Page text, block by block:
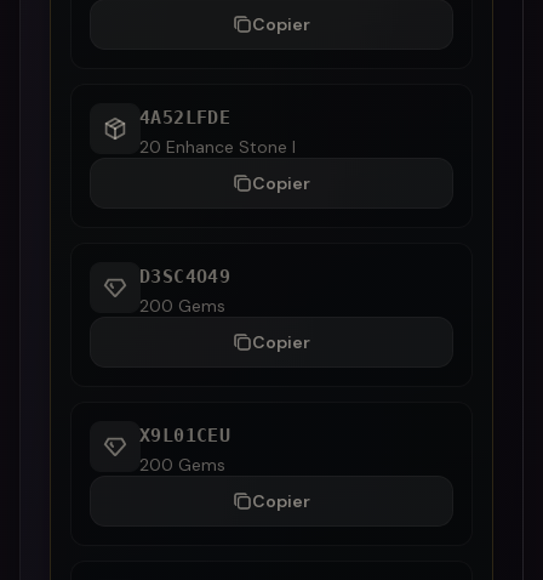
Copier
4A52LFDE
20 Enhance Stone I
Copier
D3SC4O49
200 Gems
Copier
X9L01CEU
200 Gems
Copier